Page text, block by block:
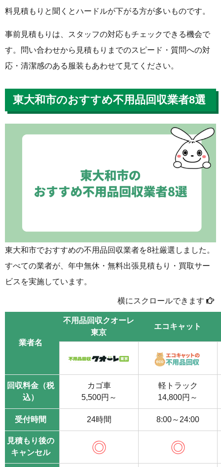
料見積もりと聞くとハードルが下がる方が多いものです。
事前見積もりは、スタッフの対応もチェックできる機会で
す。問い合わせから見積もりまでのスピード・質問への対
応・清潔感のある服装もあわせて見てください。
東大和市のおすすめ不用品回収業者8選
東大和市でおすすめの不用品回収業者を8社厳選しました。
すべての業者が、年中無休・無料出張見積もり・買取サー
ビスを実施しています。
横にスクロールできます
業者名
不用品回収クオーレ
東京
エコキャット
回収料金（税
込）
カゴ車
5,500円～
軽トラック
14,800円～
受付時間 24時間 8:00～24:00
見積もり後の
キャンセル
◎ ◎